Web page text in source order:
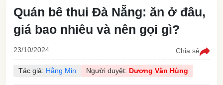
Quán bê thui Đà Nẵng: ăn ở đâu,
giá bao nhiêu và nên gọi gì?
23/10/2024 Chia sẻ
Tác giả: Hằng Min Người duyệt: Dương Văn Hùng